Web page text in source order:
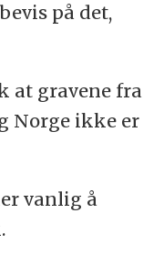
på det,
at gravene fra
Norge ikke er
vanlig å